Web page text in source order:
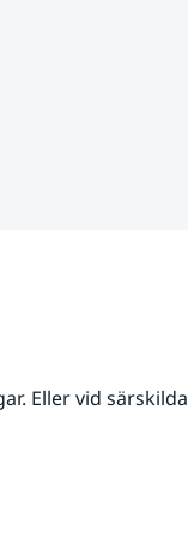
Eller vid särskilda